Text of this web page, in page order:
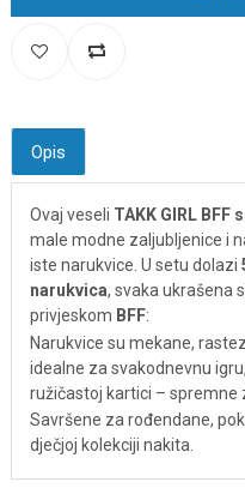
Opis
Ovaj veseli TAKK GIRL BFF
male modne zaljubljenice i
iste narukvice. U setu dolazi
narukvica, svaka ukrašena
privjeskom BFF:
Narukvice su mekane,
idealne za svakodnevnu
ružičastoj kartici – spremne
Savršene za rođendane,
dječjoj kolekciji nakita.